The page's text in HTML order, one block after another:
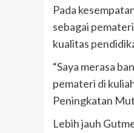
Pada
sebagai
kualitas
“Saya merasa
pemateri di
Peningkatan
Lebih jauh